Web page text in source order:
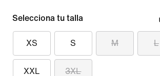
Selecciona tu talla
XS S M L
XXL 3XL